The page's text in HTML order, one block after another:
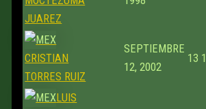
JUAREZ
CRISTIAN
TORRES RUIZ
SEPTIEMBRE
12, 2002
13 1
LUIS